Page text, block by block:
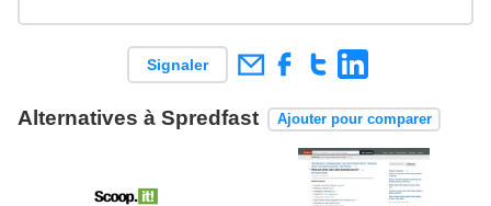
Signaler
Alternatives à Spredfast Ajouter pour comparer